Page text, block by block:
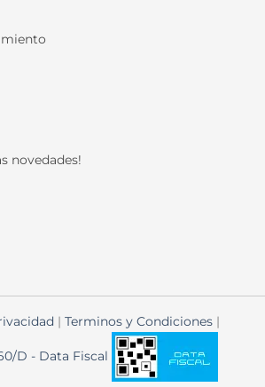
novedades!
| Terminos y Condiciones |
D - Data Fiscal